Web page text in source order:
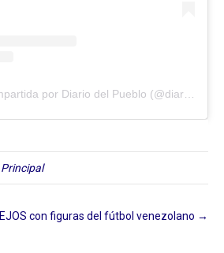
Principal
con figuras del fútbol venezolano →